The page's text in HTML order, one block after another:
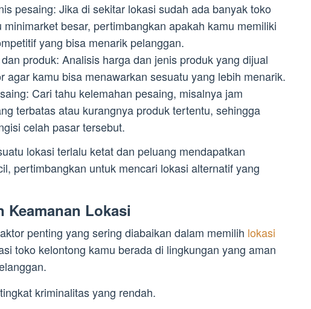
pesaing: Jika di sekitar lokasi sudah ada banyak toko
minimarket besar, pertimbangkan apakah kamu memiliki
yang bisa menarik pelanggan.
produk: Analisis harga dan jenis produk yang dijual
agar kamu bisa menawarkan sesuatu yang lebih menarik.
Cari tahu kelemahan pesaing, misalnya jam
terbatas atau kurangnya produk tertentu, sehingga
celah pasar tersebut.
lokasi terlalu ketat dan peluang mendapatkan
pertimbangkan untuk mencari lokasi alternatif yang
Keamanan Lokasi
penting yang sering diabaikan dalam memilih lokasi
toko kelontong kamu berada di lingkungan yang aman
kriminalitas yang rendah.